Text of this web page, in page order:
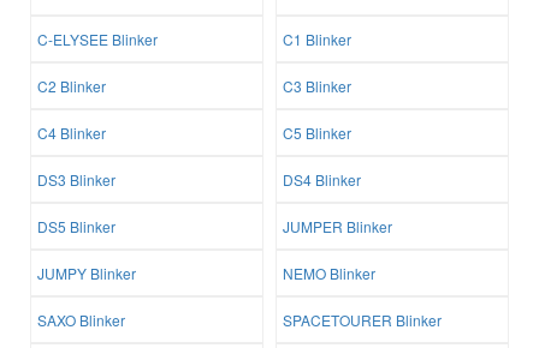
C-ELYSEE Blinker C1 Blinker
C2 Blinker C3 Blinker
C4 Blinker C5 Blinker
DS3 Blinker DS4 Blinker
DS5 Blinker JUMPER Blinker
JUMPY Blinker NEMO Blinker
SAXO Blinker SPACETOURER Blinker